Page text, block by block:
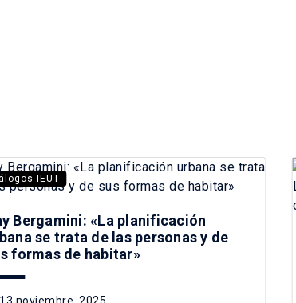
IEUT
Bergamini: «La planificación
se trata de las personas y de
formas de habitar»